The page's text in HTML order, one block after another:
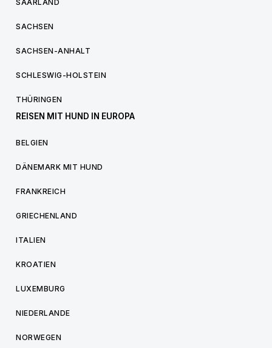
SAARLAND
SACHSEN
SACHSEN-ANHALT
SCHLESWIG-HOLSTEIN
THÜRINGEN
REISEN MIT HUND IN EUROPA
BELGIEN
DÄNEMARK MIT HUND
FRANKREICH
GRIECHENLAND
ITALIEN
KROATIEN
LUXEMBURG
NIEDERLANDE
NORWEGEN